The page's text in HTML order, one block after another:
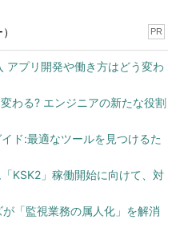
PR
アプリ開発や働き方はどう変わ
わる? エンジニアの新たな役割
ド:最適なツールを見つけるた
KSK2」稼働開始に向けて、対
「監視業務の属人化」を解消